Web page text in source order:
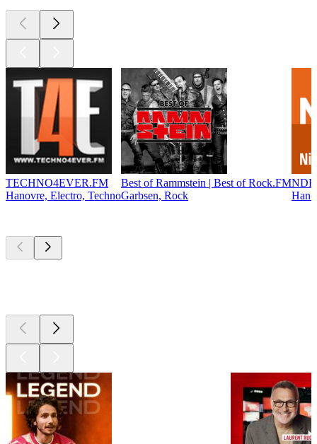
TECHNO4EVER.FM
Hanovre, Electro, Techno
Best of Rammstein | Best of Rock.FM
Garbsen, Rock
NDR